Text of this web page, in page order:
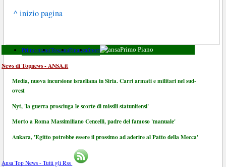
^ inizio pagina
Primo pianoToscanaFinanzaSport Primo Piano
News di Topnews - ANSA.it
Media, nuova incursione israeliana in Siria. Carri armati e militari nel sud-
ovest
Nyt, 'la guerra prosciuga le scorte di missili statunitensi'
Morto a Roma Massimiliano Cencelli, padre del famoso 'manuale'
Ankara, 'Egitto potrebbe essere il prossimo ad aderire al Patto della Mecca'
Ansa Top News - Tutti gli Rss